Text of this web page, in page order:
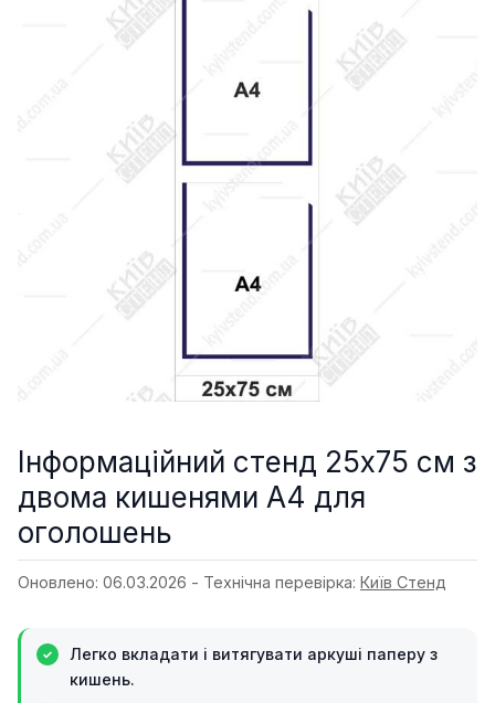
Інформаційний стенд 25х75 см з
двома кишенями А4 для
оголошень
Оновлено: 06.03.2026 - Технічна перевірка: Київ Стенд
Легко вкладати і витягувати аркуші паперу з
кишень.